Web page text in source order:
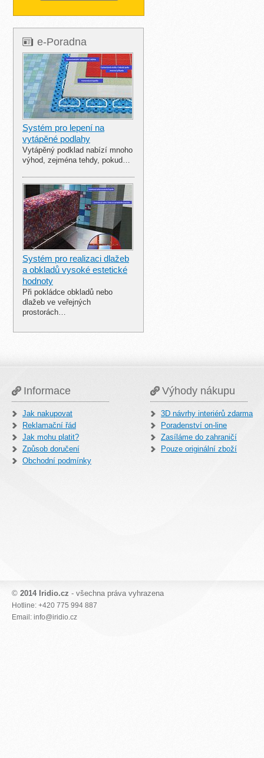
e-Poradna
Systém pro lepení na
vytápěné podlahy
Vytápěný podklad nabízí mnoho
výhod, zejména tehdy, pokud…
Systém pro realizaci dlažeb
a obkladů vysoké estetické
hodnoty
Při pokládce obkladů nebo
dlažeb ve veřejných
prostorách…
Informace
Jak nakupovat
Reklamační řád
Jak mohu platit?
Způsob doručení
Obchodní podmínky
Výhody nákupu
3D návrhy interiérů zdarma
Poradenství on-line
Zasíláme do zahraničí
Pouze originální zboží
© 2014 Iridio.cz - všechna práva vyhrazena
Hotline: +420 775 994 887
Email: info@iridio.cz